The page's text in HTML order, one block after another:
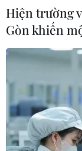
Hiện trường
Gòn khiến